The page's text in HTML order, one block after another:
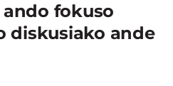
fokuso
diskusiako ande